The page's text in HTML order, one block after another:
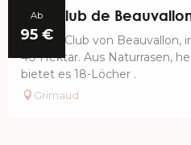
Ab
95 €
Golf Club de
Le Golf Club von Beauvallon,
40 Hektar. Aus Naturrasen,
bietet es 18-Löcher .
Grimaud